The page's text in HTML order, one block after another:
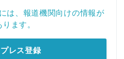
は、報道機関向けの情報が
ります。
プレス登録